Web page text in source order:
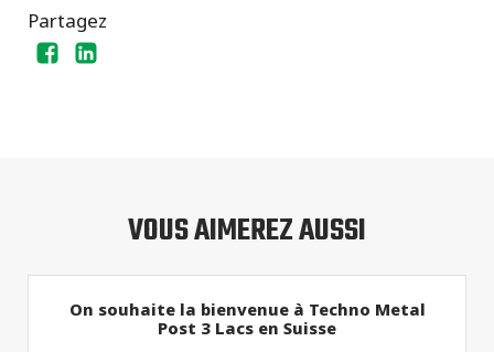
Partagez
VOUS AIMEREZ AUSSI
On souhaite la bienvenue à Techno Metal
Post 3 Lacs en Suisse